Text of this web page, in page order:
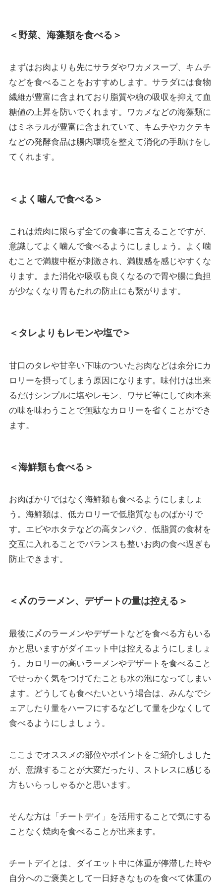
＜野菜、海藻類を食べる＞
まずはお肉よりも先にサラダやワカメスープ、キムチ
などを食べることをおすすめします。サラダには食物
繊維が豊富に含まれており脂質や糖の吸収を抑えて血
糖値の上昇を防いでくれます。ワカメなどの海藻類に
はミネラルが豊富に含まれていて、キムチやカクテキ
などの発酵食品は腸内環境を整えて消化の手助けをし
てくれます。
＜よく噛んで食べる＞
これは焼肉に限らず全ての食事に言えることですが、
意識してよく噛んで食べるようにしましょう。よく噛
むことで満腹中枢が刺激され、満腹感を感じやすくな
ります。また消化や吸収も良くなるので胃や腸に負担
が少なくなり胃もたれの防止にも繋がります。
＜タレよりもレモンや塩で＞
甘口のタレや甘辛い下味のついたお肉などは余分にカ
ロリーを摂ってしまう原因になります。味付けは出来
るだけシンプルに塩やレモン、ワサビ等にして肉本来
の味を味わうことで無駄なカロリーを省くことができ
ます。
＜海鮮類も食べる＞
お肉ばかりではなく海鮮類も食べるようにしましょ
う。海鮮類は、低カロリーで低脂質なものばかりで
す。エビやホタテなどの高タンパク、低脂質の食材を
交互に入れることでバランスも整いお肉の食べ過ぎも
防止できます。
＜〆のラーメン、デザートの量は控える＞
最後に〆のラーメンやデザートなどを食べる方もいる
かと思いますがダイエット中は控えるようにしましょ
う。カロリーの高いラーメンやデザートを食べること
でせっかく気をつけてたことも水の泡になってしまい
ます。どうしても食べたいという場合は、みんなでシ
ェアしたり量をハーフにするなどして量を少なくして
食べるようにしましょう。
ここまでオススメの部位やポイントをご紹介しました
が、意識することが大変だったり、ストレスに感じる
方もいらっしゃるかと思います。
そんな方は「チートデイ」を活用することで気にする
ことなく焼肉を食べることが出来ます。
チートデイとは、ダイエット中に体重が停滞した時や
自分へのご褒美として一日好きなものを食べて体重の